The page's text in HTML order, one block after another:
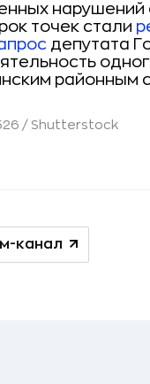
нарушений
точек стали
депутата
районным
/ Shutterstock
канал